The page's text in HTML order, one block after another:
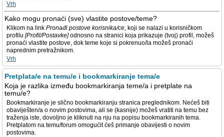
Vrh
Kako mogu pronaći (sve) vlastite postove/teme?
Klikom na link Pronađi postove korisnika/ce, koji se nalazi u korisničkom
profilu [Profil/Postavke]odnosno na stranici koja prikazuje (tvoj) profil, možeš
pronaći vlastite postove, dok teme koje si pokrenuo/la možeš pronaći
naprednim pretražnikom.
Vrh
Pretplata/e na temu/e i bookmarkiranje tema/e
Koja je razlika između bookmarkiranja teme/a i pretplate na
temu/e?
Bookmarkiranje je slično bookmarkiranju stranica preglednikom. Nećeš biti
obaviješten/a o novim postovima, ali se (kasnije) možeš vratiti na temu bez
traženja iste, dovoljno je kliknuti na nju na popisu bookmarkiranih tema.
Pretplatom na temu/forum omogućit ćeš primanje obavijesti o novim
postovima.